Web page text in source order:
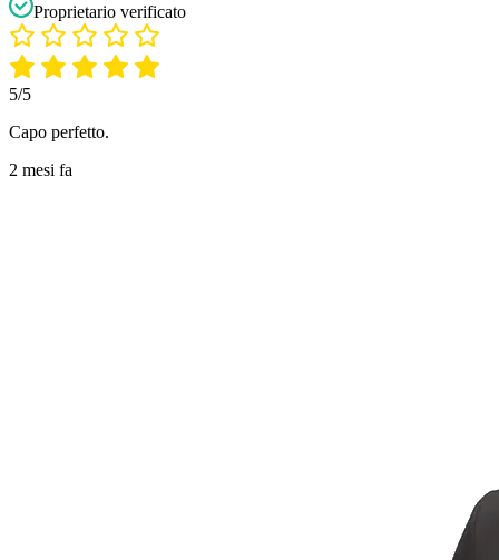
Proprietario verificato
5/5
Capo perfetto.
2 mesi fa